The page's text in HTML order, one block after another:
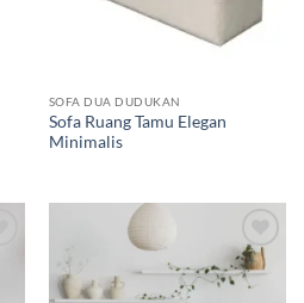
SOFA DUA DUDUKAN
Sofa Ruang Tamu Elegan
Minimalis
Add to
wishlist